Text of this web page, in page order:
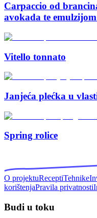
Carpaccio od
avokada te
Vitello tonnato
Janjeća plećka u
Spring rolice
O projektuReceptiTehnike
korištenjaPravila privatnosti
Budi u toku